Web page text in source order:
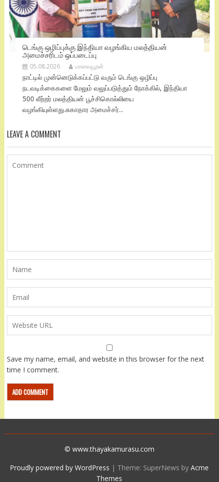
டெங்கு ஒழிப்புக்கு இந்தியா வழங்கிய மலத்தியன்
அமைச்சரிடம் ஒப்படைப்பு
05.08.2026 மாவையூரன்
நாட்டில் முன்னெடுக்கப்பட்டு வரும் டெங்கு ஒழிப்பு
நடவடிக்கைகளை மேலும் வலுப்படுத்தும் நோக்கில், இந்தியா
500 லீற்றர் மலத்தியன் பூச்சிகொல்லியை
வழங்கியுள்ளது.சுகாதார அமைச்சர்...
LEAVE A COMMENT
Save my name, email, and website in this browser for the next
time I comment.
© www.thayakamurasu.com
Proudly powered by WordPress | Theme: SuperNews byAcme
Themes